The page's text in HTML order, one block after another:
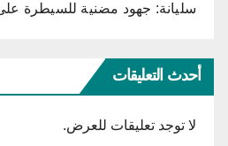
سليانة: جهود مضنية للسيطرة
أحدث التعليقات
لا توجد تعليقات للعرض.